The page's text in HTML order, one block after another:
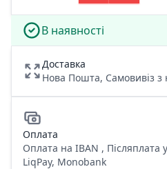
В наявності
Доставка
Нова Пошта, Самовивіз з
Оплата
Оплата на IBAN , Післяплата
LiqPay, Monobank